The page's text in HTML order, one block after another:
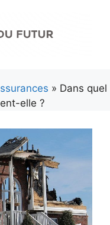
» Dans quel
elle ?